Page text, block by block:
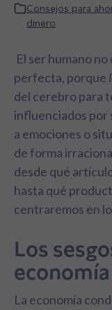
Consejos para
dinero
El ser humano
perfecta, porque
del cerebro para
influenciados por
a emociones o
de forma
desde qué
hasta qué
centraremos en
Los
La economía